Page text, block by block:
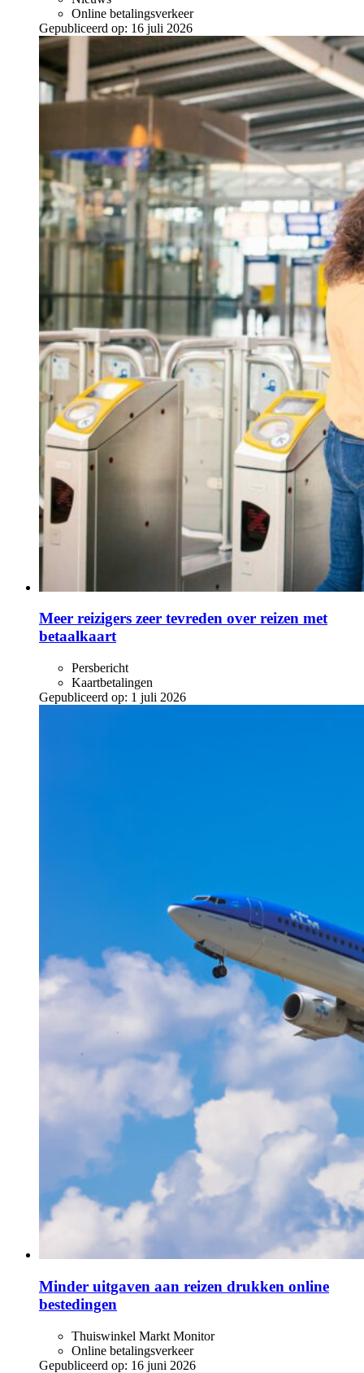
Online betalingsverkeer
Gepubliceerd op: 16 juli 2026
Meer reizigers zeer tevreden over reizen met
betaalkaart
Persbericht
Kaartbetalingen
Gepubliceerd op: 1 juli 2026
Minder uitgaven aan reizen drukken online
bestedingen
Thuiswinkel Markt Monitor
Online betalingsverkeer
Gepubliceerd op: 16 juni 2026